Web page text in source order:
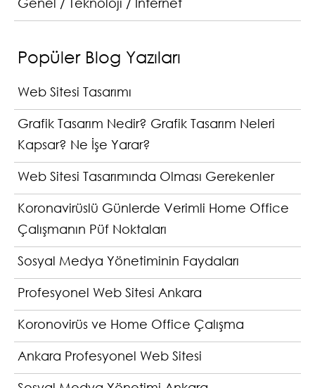
Popüler Blog Yazıları
Web Sitesi Tasarımı
Grafik Tasarım Nedir? Grafik Tasarım Neleri
Kapsar? Ne İşe Yarar?
Web Sitesi Tasarımında Olması Gerekenler
Koronavirüslü Günlerde Verimli Home Office
Çalışmanın Püf Noktaları
Sosyal Medya Yönetiminin Faydaları
Profesyonel Web Sitesi Ankara
Koronovirüs ve Home Office Çalışma
Ankara Profesyonel Web Sitesi